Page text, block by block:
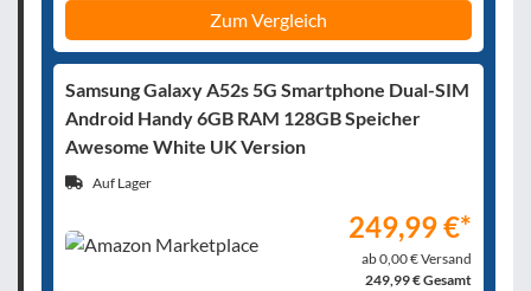
Zum Vergleich
Samsung Galaxy A52s 5G Smartphone Dual-SIM
Android Handy 6GB RAM 128GB Speicher
Awesome White UK Version
249,99 €*
ab 0,00 € Versand
249,99 € Gesamt
Auf Lager